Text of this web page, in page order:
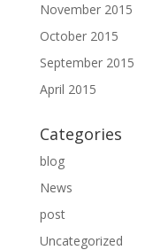
November 2015
October 2015
September 2015
April 2015
Categories
blog
News
post
Uncategorized